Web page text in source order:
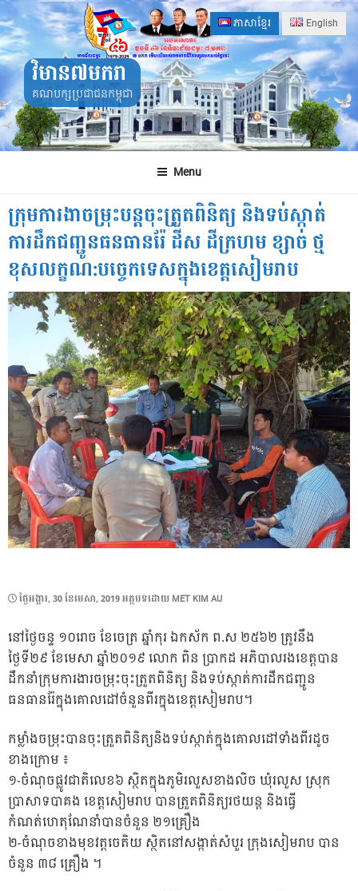
Skip
to
content
ភាសាខ្មែរ English
វិមាន៧មករា
គណបក្សប្រជាជនកម្ពុជា
Menu
ក្រុមការងាចម្រុះបន្តចុះត្រួតពិនិត្យ និងទប់ស្កាត់
ការដឹកជញ្ជូនធនធានរ៉ែ ដីស ដីក្រហម ខ្សាច់ ថ្ម
ខុសលក្ខណ:បច្ចេកទេសក្នុងខេត្តសៀមរាប
POSTED
ថ្ងៃ​អង្គារ, 30 ខែ​មេសា, 2019អត្ថបទដោយ MET KIM AU
នៅថ្ងៃចន្ទ ១០រោច ខែចេត្រ ឆ្នាំកុរ ឯកស័ក ព.ស ២៥៦២ ត្រូវនឹង
ថ្ងៃទី២៩ ខែមេសា ឆ្នាំ២០១៩ លោក ពិន ប្រាកដ អភិបាលរងខេត្តបាន
ដឹកនាំក្រុមការងារចម្រុះចុះត្រួតពិនិត្យ និងទប់ស្កាត់ការដឹកជញ្ជូន
ធនធានរ៉ែក្នុងគោលដៅចំនួនពីរក្នុងខេត្តសៀមរាប។
កម្លាំងចម្រុះបានចុះត្រួតពិនិត្យនិងទប់ស្កាត់ក្នុងគោលដៅទាំងពីរដូច
ខាងក្រោម ៖
១-ចំណុចផ្លូវជាតិលេខ៦ ស្ថិតក្នុងភូមិរលួសខាងលិច ឃុំរលួស ស្រុក
ប្រាសាទបាគង​ ខេត្តសៀមរាប​ បានត្រួតពិនិត្យរថយន្ត និងធ្វើ
កំណត់ហេតុណែនាំបានចំនួន ២១គ្រឿង
២-ចំណុចខាងមុខវត្តចេតិយ ស្ថិតនៅសង្កាត់សំបួរ ក្រុងសៀមរាប បាន
ចំនួន ៣៨ គ្រឿង ។